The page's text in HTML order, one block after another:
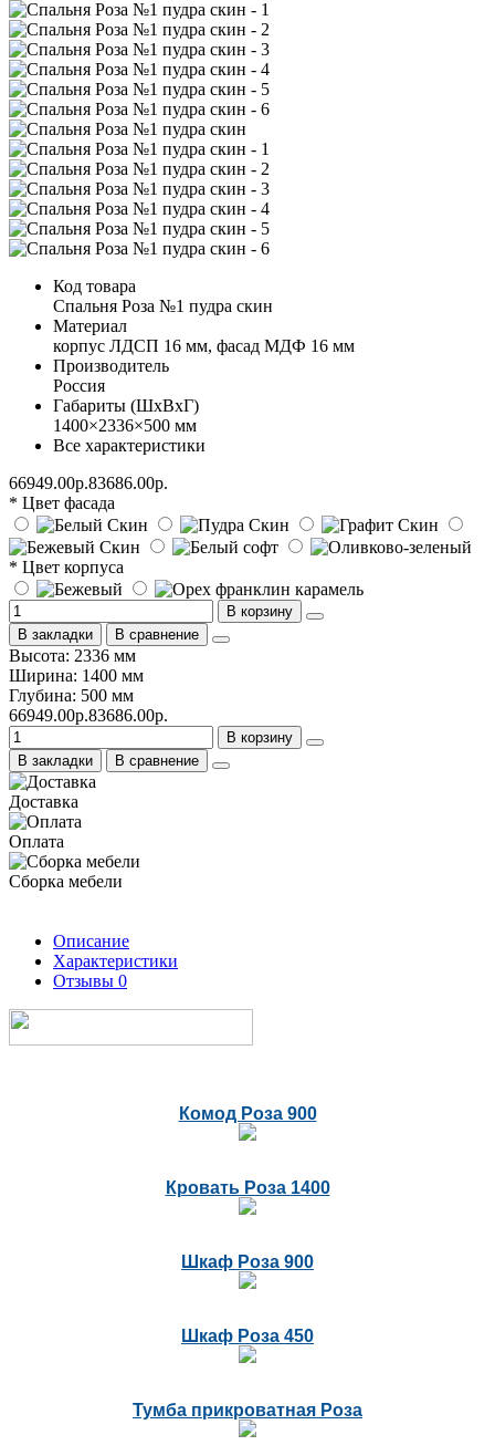
Код товара
Спальня Роза №1 пудра скин
Материал
корпус ЛДСП 16 мм, фасад МДФ 16 мм
Производитель
Россия
Габариты (ШхВхГ)
1400×2336×500 мм
Все характеристики
66949.00р.83686.00р.
* Цвет фасада
* Цвет корпуса
В корзину
В закладки
В сравнение
Высота: 2336 мм
Ширина: 1400 мм
Глубина: 500 мм
66949.00р.83686.00р.
В корзину
В закладки
В сравнение
Доставка
Оплата
Сборка мебели
Описание
Характеристики
Отзывы 0
Комод Роза 900
Кровать Роза 1400
Шкаф Роза 900
Шкаф Роза 450
Тумба прикроватная Роза